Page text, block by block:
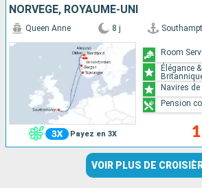
NORVÈGE, ROYAUME-UNI
Payez en 3X
Queen Anne 8 j
Room
Élégance
Navires de
Pension
VOIR PLUS DE